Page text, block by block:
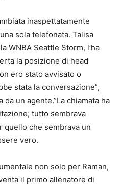
inaspettatamente
sola telefonata. Talisa
WNBA Seattle Storm, l’ha
la posizione di head
ero stato avvisato o
stata la conversazione”,
da un agente.”La chiamata ha
tutto sembrava
che sembrava un
vero.
non solo per Raman,
il primo allenatore di